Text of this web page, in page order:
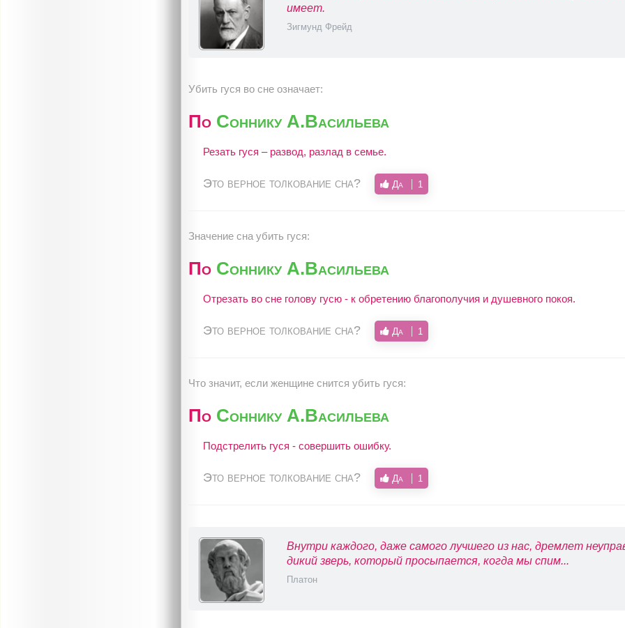
имеет.
Зигмунд Фрейд
Убить гуся во сне означает:
По Соннику А.Васильева
Резать гуся – развод, разлад в семье.
Это верное толкование сна? Да 1
Значение сна убить гуся:
По Соннику А.Васильева
Отрезать во сне голову гусю - к обретению благополучия и душевного покоя.
Это верное толкование сна? Да 1
Что значит, если женщине снится убить гуся:
По Соннику А.Васильева
Подстрелить гуся - совершить ошибку.
Это верное толкование сна? Да 1
Внутри каждого, даже самого лучшего из нас, дремлет
дикий зверь, который просыпается, когда мы спим...
Платон